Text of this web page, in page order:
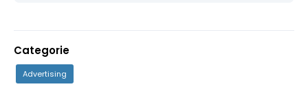
Categorie
Advertising